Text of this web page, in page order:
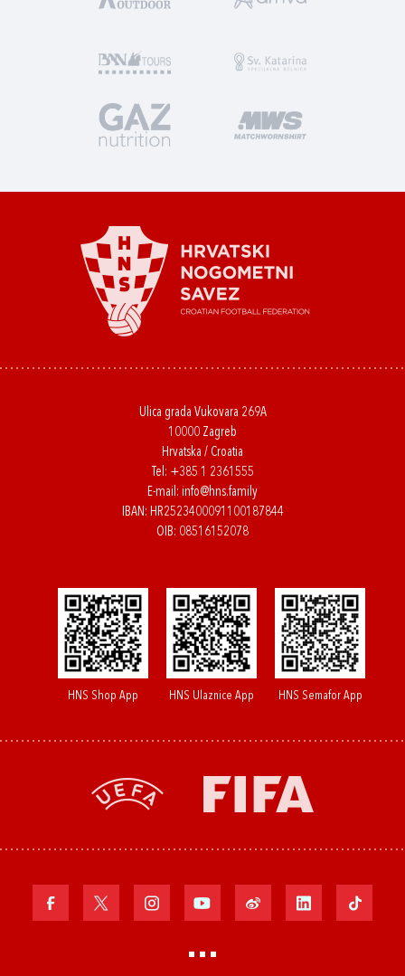
Ulica grada Vukovara 269A
10000 Zagreb
Hrvatska / Croatia
Tel: +385 1 2361555
E-mail: info@hns.family
IBAN: HR2523400091100187844
OIB: 08516152078
HNS Shop App HNS Ulaznice App HNS Semafor App